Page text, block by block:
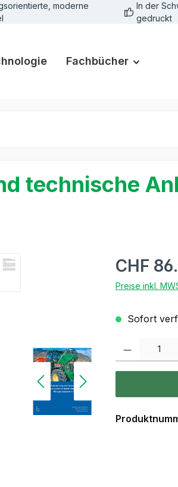
moderne
In der
gedruckt
Fachbücher
technische
CHF
Preise inkl.
Sofort